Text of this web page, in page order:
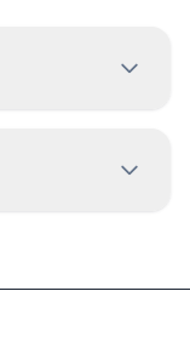
上方或下方。範